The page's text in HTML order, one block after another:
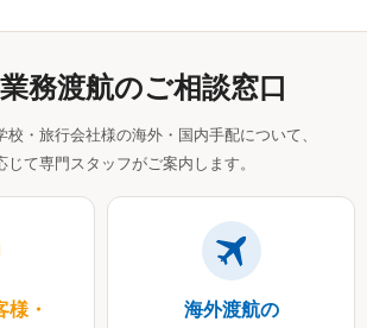
務渡航のご相談窓口
校・旅行会社様の海外・国内手配について、
じて専門スタッフがご案内します。
様・
海外渡航の